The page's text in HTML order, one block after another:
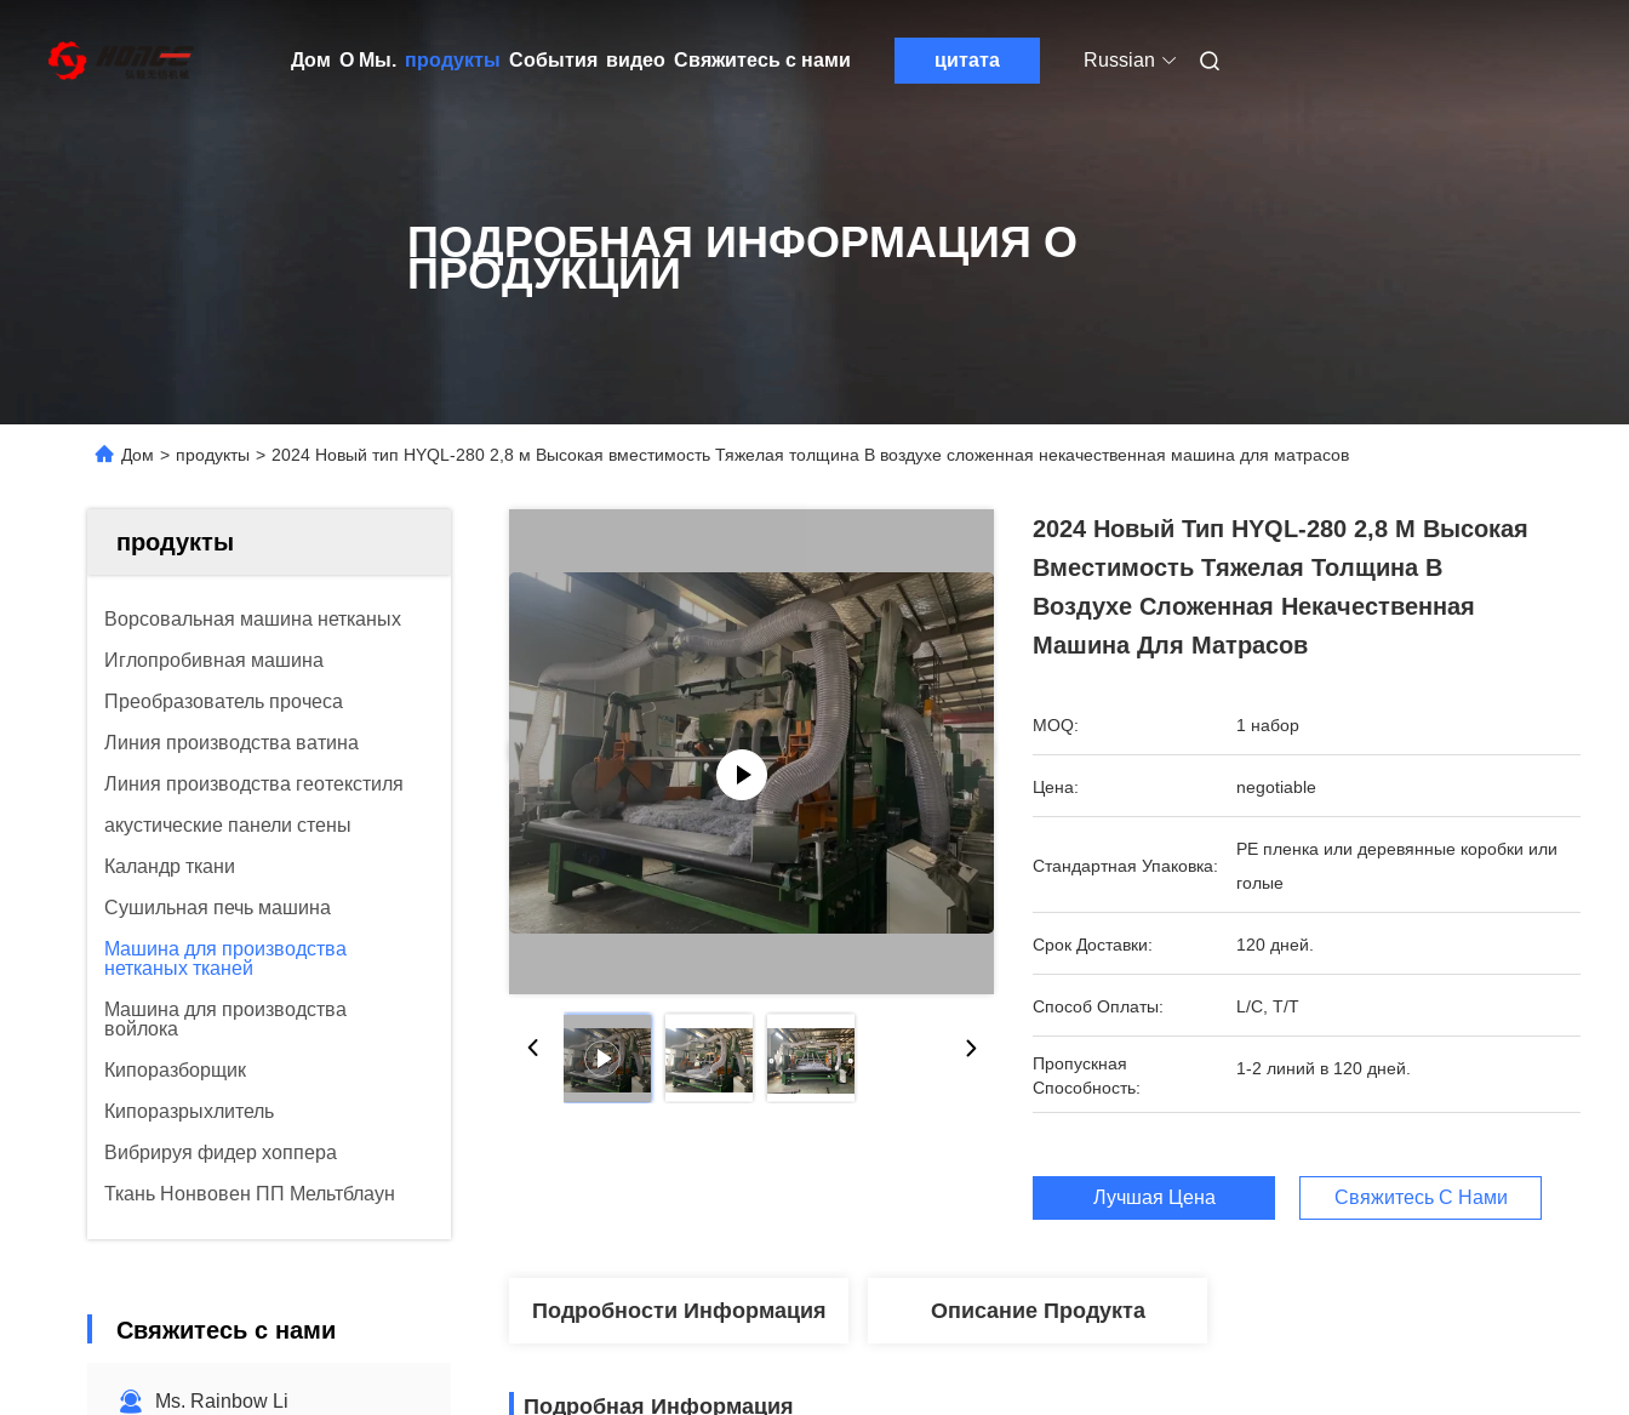
Дом О Мы. продукты События видео Свяжитесь с нами цитата Russian
ПОДРОБНАЯ ИНФОРМАЦИЯ О
ПРОДУКЦИИ
Дом > продукты > 2024 Новый тип HYQL-280 2,8 м Высокая вместимость Тяжелая толщина В воздухе сложенная некачественная машина для матрасов
продукты
Ворсовальная машина нетканых
Иглопробивная машина
Преобразователь прочеса
Линия производства ватина
Линия производства геотекстиля
акустические панели стены
Каландр ткани
Сушильная печь машина
Машина для производства
нетканых тканей
Машина для производства
войлока
Кипоразборщик
Кипоразрыхлитель
Вибрируя фидер хоппера
Ткань Нонвовен ПП Мельтблаун
Свяжитесь с нами
Ms. Rainbow Li
2024 Новый Тип HYQL-280 2,8 М Высокая
Вместимость Тяжелая Толщина В
Воздухе Сложенная Некачественная
Машина Для Матрасов
MOQ: 1 набор
Цена: negotiable
Стандартная Упаковка:
PE пленка или деревянные коробки или
голые
Срок Доставки: 120 дней.
Способ Оплаты: L/C, T/T
Пропускная
Способность:
1-2 линий в 120 дней.
Лучшая Цена Свяжитесь С Нами
Подробности Информация Описание Продукта
Подробная Информация